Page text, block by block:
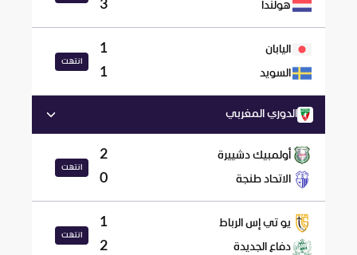
هولندا 3
اليابان 1
السويد 1
انتهت
الدوري المغربي
أولمبيك دشييرة 2
الاتحاد طنجة 0
انتهت
يو تي إس الرباط 1
دفاع الجديدة 2
انتهت